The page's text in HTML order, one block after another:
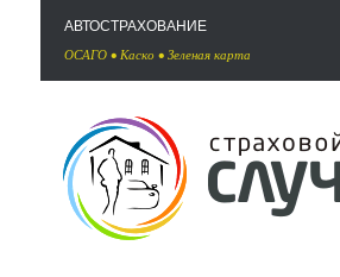
АВТОСТРАХОВАНИЕ
ОСАГО • Каско • Зеленая карта